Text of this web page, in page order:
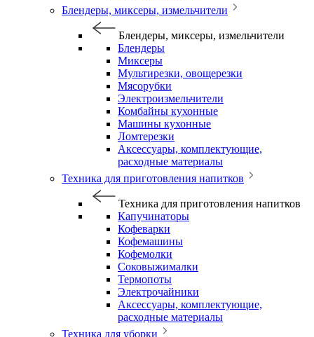
Блендеры, миксеры, измельчители
Блендеры, миксеры, измельчители
Блендеры
Миксеры
Мультирезки, овощерезки
Мясорубки
Электроизмельчители
Комбайны кухонные
Машины кухонные
Ломтерезки
Аксессуары, комплектующие,
расходные материалы
Техника для приготовления напитков
Техника для приготовления напитков
Капучинаторы
Кофеварки
Кофемашины
Кофемолки
Соковыжималки
Термопоты
Электрочайники
Аксессуары, комплектующие,
расходные материалы
Техника для уборки